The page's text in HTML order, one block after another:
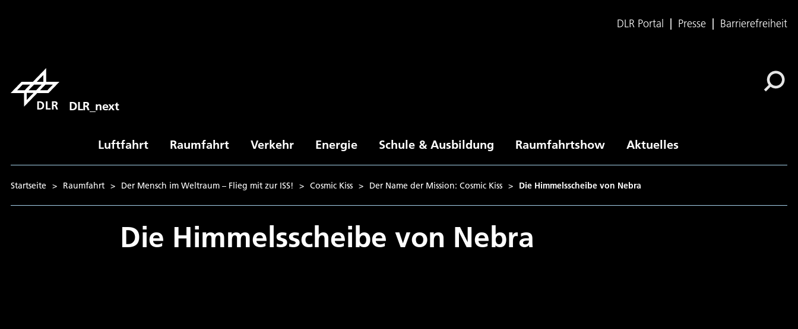
DLR Portal Presse Barrierefreiheit
DLR_next
Luftfahrt Raumfahrt Verkehr Energie Schule & Ausbildung Raumfahrtshow Aktuelles
Startseite > Raumfahrt > Der Mensch im Weltraum – Flieg mit zur ISS! > Cosmic Kiss > Der Name der Mission: Cosmic Kiss > Die Himmelsscheibe von Nebra
Die Himmelsscheibe von Nebra